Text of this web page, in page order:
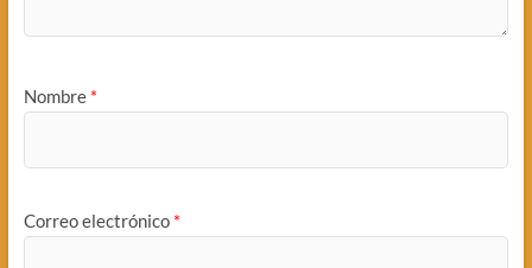
Nombre *
Correo electrónico *